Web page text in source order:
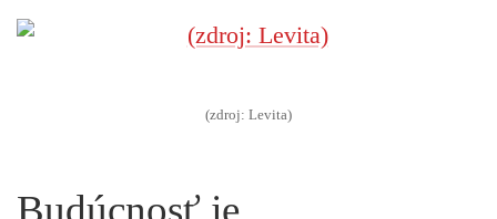
(zdroj: Levita)
Budúcnosť je